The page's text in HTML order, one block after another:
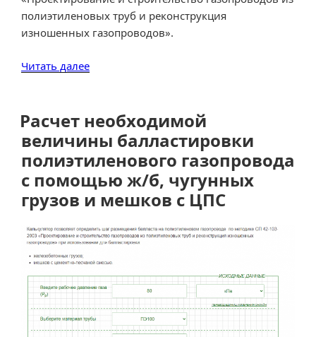
полиэтиленовых труб и реконструкция
изношенных газопроводов».
Читать далее«Расчет
балластировки
полиэтиленового
газопровода
грунтом
обратной
засыпки»
Расчет необходимой
величины балластировки
полиэтиленового газопровода
с помощью ж/б, чугунных
грузов и мешков с ЦПС